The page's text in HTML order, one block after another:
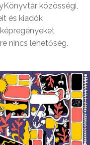
közösségi,
és kiadók
nincs lehetőség.